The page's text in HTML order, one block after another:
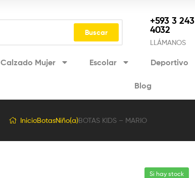
Buscar
+593 3 243
4032
LLÁMANOS
Calzado Mujer Escolar Deportivo
Blog
InicioBotasNiño(a)BOTAS KIDS – MARIO
Si hay stock